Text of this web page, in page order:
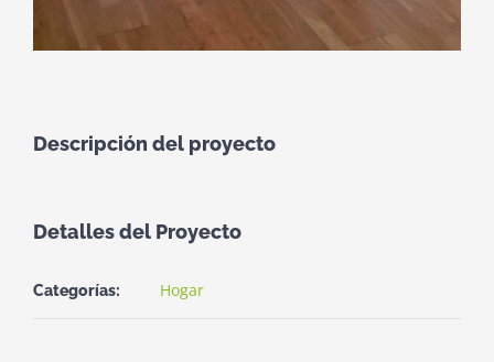
Descripción del proyecto
Detalles del Proyecto
Categorías: Hogar